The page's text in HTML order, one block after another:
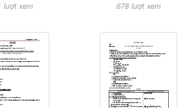
lượt xem 678 lượt xem